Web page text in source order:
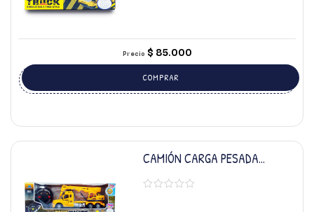
Precio $ 85.000
COMPRAR
CAMIÓN CARGA PESADA
REMOTO